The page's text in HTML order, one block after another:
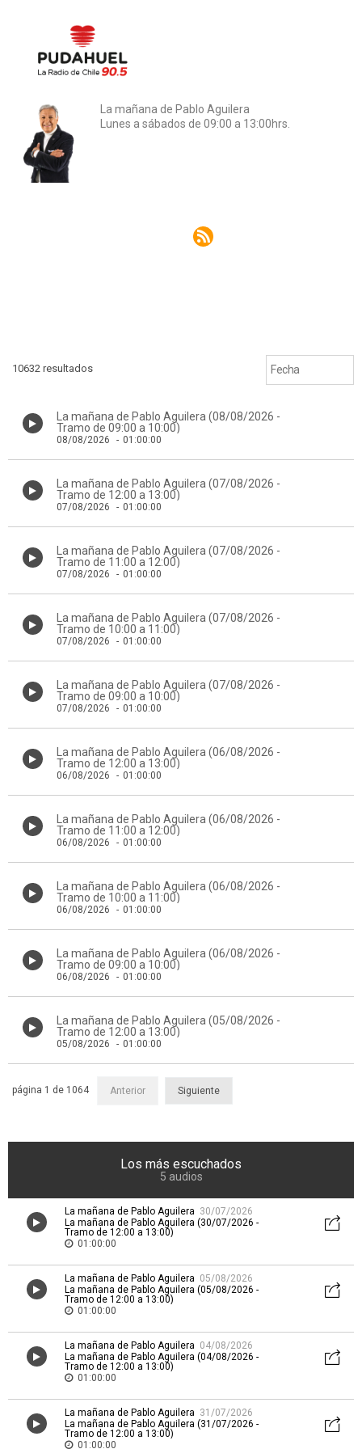
La mañana de Pablo Aguilera
Lunes a sábados de 09:00 a 13:00hrs.
Rss
10632 resultados
La mañana de Pablo Aguilera (08/08/2026 -
Tramo de 09:00 a 10:00)
08/08/2026 - 01:00:00
La mañana de Pablo Aguilera (07/08/2026 -
Tramo de 12:00 a 13:00)
07/08/2026 - 01:00:00
La mañana de Pablo Aguilera (07/08/2026 -
Tramo de 11:00 a 12:00)
07/08/2026 - 01:00:00
La mañana de Pablo Aguilera (07/08/2026 -
Tramo de 10:00 a 11:00)
07/08/2026 - 01:00:00
La mañana de Pablo Aguilera (07/08/2026 -
Tramo de 09:00 a 10:00)
07/08/2026 - 01:00:00
La mañana de Pablo Aguilera (06/08/2026 -
Tramo de 12:00 a 13:00)
06/08/2026 - 01:00:00
La mañana de Pablo Aguilera (06/08/2026 -
Tramo de 11:00 a 12:00)
06/08/2026 - 01:00:00
La mañana de Pablo Aguilera (06/08/2026 -
Tramo de 10:00 a 11:00)
06/08/2026 - 01:00:00
La mañana de Pablo Aguilera (06/08/2026 -
Tramo de 09:00 a 10:00)
06/08/2026 - 01:00:00
La mañana de Pablo Aguilera (05/08/2026 -
Tramo de 12:00 a 13:00)
05/08/2026 - 01:00:00
Anterior Siguiente
página 1 de 1064
Los más escuchados
5 audios
La mañana de Pablo Aguilera 30/07/2026
La mañana de Pablo Aguilera (30/07/2026 -
Tramo de 12:00 a 13:00)
01:00:00
La mañana de Pablo Aguilera 05/08/2026
La mañana de Pablo Aguilera (05/08/2026 -
Tramo de 12:00 a 13:00)
01:00:00
La mañana de Pablo Aguilera 04/08/2026
La mañana de Pablo Aguilera (04/08/2026 -
Tramo de 12:00 a 13:00)
01:00:00
La mañana de Pablo Aguilera 31/07/2026
La mañana de Pablo Aguilera (31/07/2026 -
Tramo de 12:00 a 13:00)
01:00:00